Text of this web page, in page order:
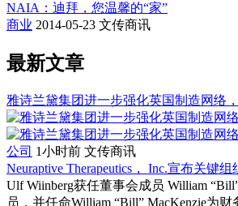
NAIA：迪拜，您温馨的“家”
商业 2014-05-23 文传商讯
最新文章
雅诗兰黛集团进一步强化英国制造网络
公司 1小时前 文传商讯
Neuraptive Therapeutics， Inc.宣布关键
Ulf Wiinberg获任董事会成员 William
员，并任命William “Bill” MacKenzie为